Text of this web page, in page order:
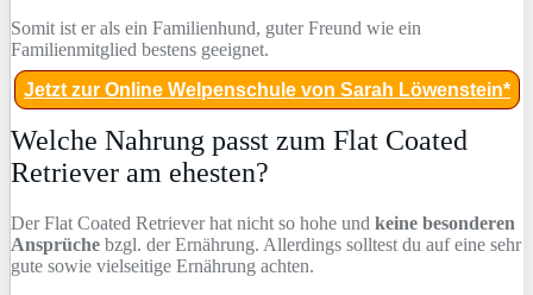
Somit ist er als ein Familienhund, guter Freund wie ein
Familienmitglied bestens geeignet.
Jetzt zur Online Welpenschule von Sarah Löwenstein*
Welche Nahrung passt zum Flat Coated
Retriever am ehesten?
Der Flat Coated Retriever hat nicht so hohe und keine besonderen
Ansprüche bzgl. der Ernährung. Allerdings solltest du auf eine sehr
gute sowie vielseitige Ernährung achten.